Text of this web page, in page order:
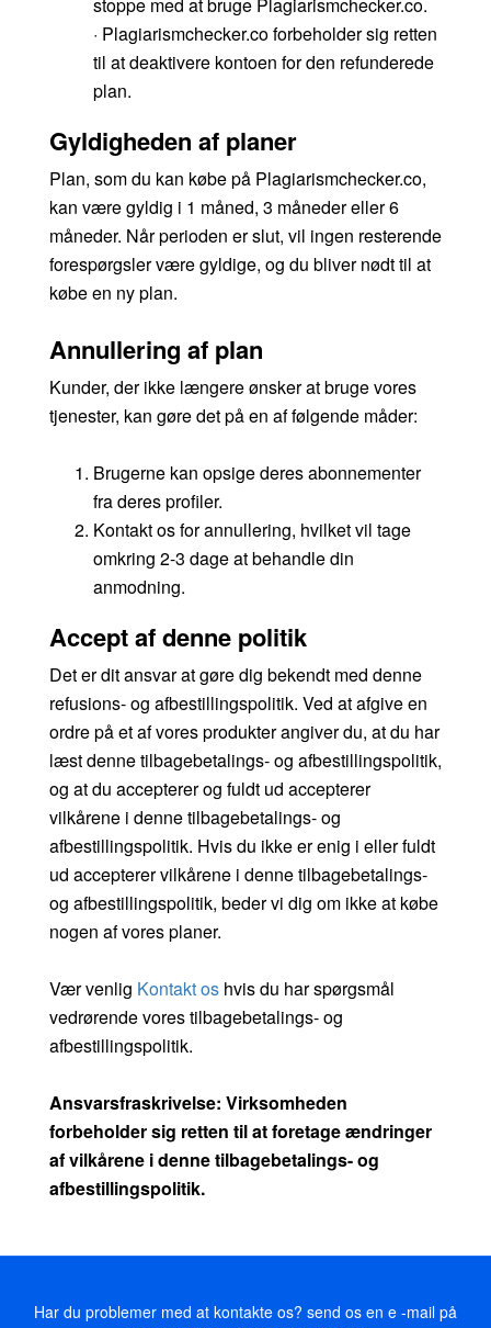
· Plagiarismchecker.co forbeholder sig retten
til at deaktivere kontoen for den refunderede
plan.
Gyldigheden af planer
Plan, som du kan købe på Plagiarismchecker.co,
kan være gyldig i 1 måned, 3 måneder eller 6
måneder. Når perioden er slut, vil ingen resterende
forespørgsler være gyldige, og du bliver nødt til at
købe en ny plan.
Annullering af plan
Kunder, der ikke længere ønsker at bruge vores
tjenester, kan gøre det på en af følgende måder:
Brugerne kan opsige deres abonnementer
fra deres profiler.
Kontakt os for annullering, hvilket vil tage
omkring 2-3 dage at behandle din
anmodning.
Accept af denne politik
Det er dit ansvar at gøre dig bekendt med denne
refusions- og afbestillingspolitik. Ved at afgive en
ordre på et af vores produkter angiver du, at du har
læst denne tilbagebetalings- og afbestillingspolitik,
og at du accepterer og fuldt ud accepterer
vilkårene i denne tilbagebetalings- og
afbestillingspolitik. Hvis du ikke er enig i eller fuldt
ud accepterer vilkårene i denne tilbagebetalings-
og afbestillingspolitik, beder vi dig om ikke at købe
nogen af vores planer.
Vær venlig Kontakt os hvis du har spørgsmål
vedrørende vores tilbagebetalings- og
afbestillingspolitik.
Ansvarsfraskrivelse: Virksomheden
forbeholder sig retten til at foretage ændringer
af vilkårene i denne tilbagebetalings- og
afbestillingspolitik.
Har du problemer med at kontakte os? send os en e -mail på